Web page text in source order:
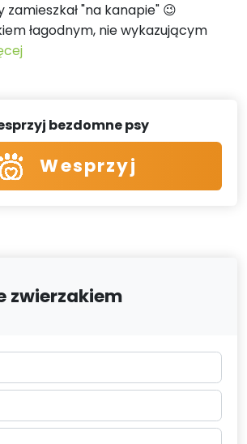
"na kanapie" 😉
łagodnym, nie wykazującym
bezdomne psy
Wesprzyj
zwierzakiem